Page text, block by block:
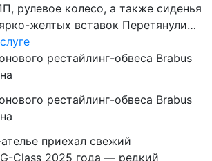
рулевое колесо, а также сиденья
желтых вставок Перетянули…
рестайлинг-обвеса Brabus
рестайлинг-обвеса Brabus
приехал свежий
Class 2025 года — редкий